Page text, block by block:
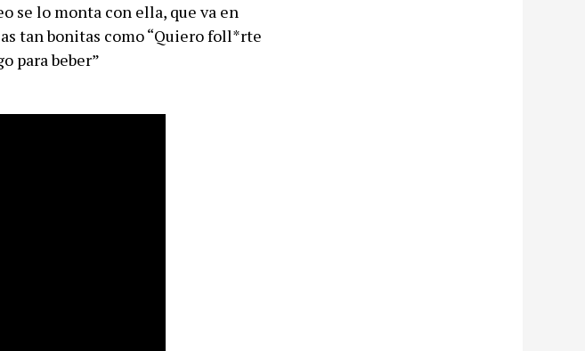
se lo monta con ella, que va en
tan bonitas como “Quiero foll*rte
para beber”